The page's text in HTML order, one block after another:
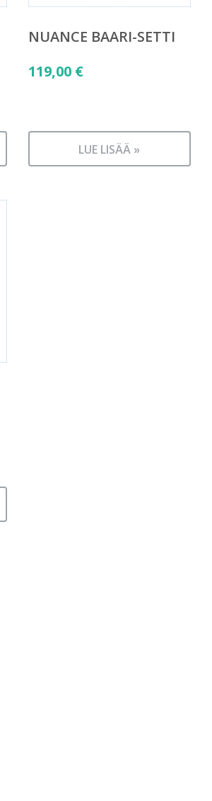
NUANCE BAARI-SETTI
119,00 €
LUE LISÄÄ »